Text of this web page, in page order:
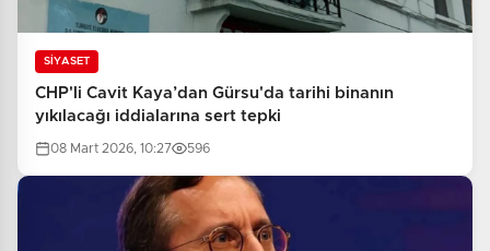
SİYASET
CHP'li Cavit Kaya’dan Gürsu'da tarihi binanın
yıkılacağı iddialarına sert tepki
08 Mart 2026, 10:27 596